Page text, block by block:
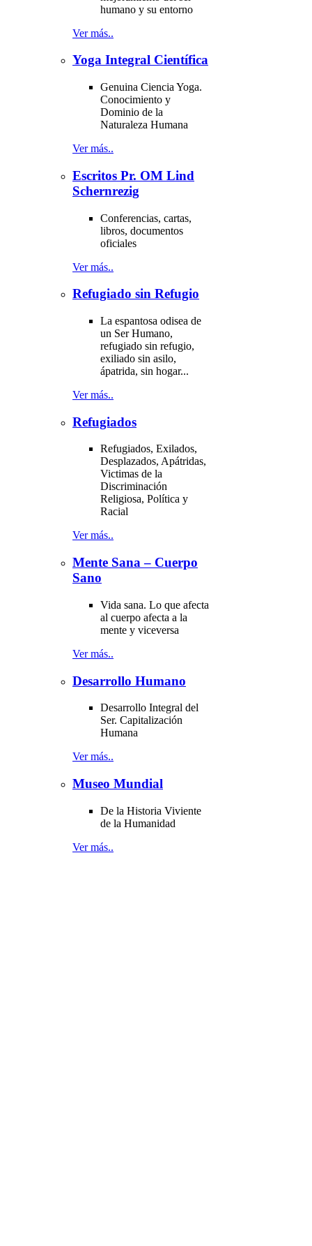
humano y su entorno
Ver más..
Yoga Integral Científica
Genuina Ciencia Yoga.
Conocimiento y
Dominio de la
Naturaleza Humana
Ver más..
Escritos Pr. OM Lind
Schernrezig
Conferencias, cartas,
libros, documentos
oficiales
Ver más..
Refugiado sin Refugio
La espantosa odisea de
un Ser Humano,
refugiado sin refugio,
exiliado sin asilo,
ápatrida, sin hogar...
Ver más..
Refugiados
Refugiados, Exilados,
Desplazados, Apátridas,
Victimas de la
Discriminación
Religiosa, Política y
Racial
Ver más..
Mente Sana – Cuerpo
Sano
Vida sana. Lo que afecta
al cuerpo afecta a la
mente y viceversa
Ver más..
Desarrollo Humano
Desarrollo Integral del
Ser. Capitalización
Humana
Ver más..
Museo Mundial
De la Historia Viviente
de la Humanidad
Ver más..